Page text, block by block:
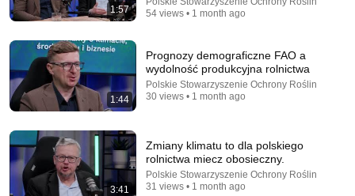
history they don't teach in school
Wydawnictwo Fronda and 2 more • 92K views
New
Auto-dubbed
1:57
54 views • 1 month ago
1:44
Prognozy demograficzne FAO a
wydolność produkcyjna rolnictwa
Polskie Stowarzyszenie Ochrony Roślin
30 views • 1 month ago
3:41
Zmiany klimatu to dla polskiego
rolnictwa miecz obosieczny.
Polskie Stowarzyszenie Ochrony Roślin
31 views • 1 month ago